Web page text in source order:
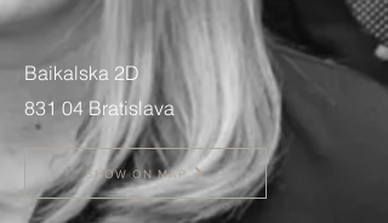
Baikalska 2D
831 04 Bratislava
SHOW ON MAP